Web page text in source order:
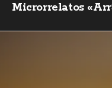
Microrrelatos